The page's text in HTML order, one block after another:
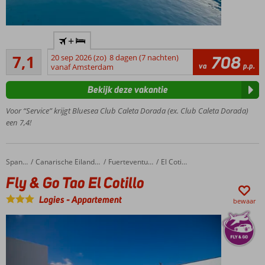
centraal
gelegen
Ruime
Op ca.
1.5 km
het
op
slechts 3
km
7,1
Voldoende/goed
13
beoordelingen
+
20 sep 2026 (zo) 8 dagen (7 nachten)
vanaf Amsterdam
va 708 p.p.
Voor “Service” krijgt Bluesea Club Caleta Dorada (ex. Club Caleta Dorada)
een 7,4!
Bekijk deze vakantie
Home Spanje Canarische Eilanden Fuerteventura El Cotillo
Fly & Go Tao El Cotillo
Fly & Go Tao El Cotillo
Logies-Appartement bewaar